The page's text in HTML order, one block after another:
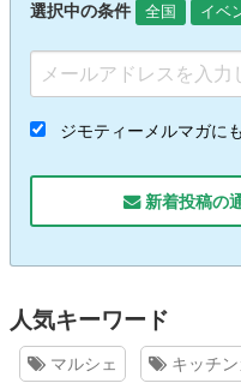
選択中の条件 全国 イベ
ジモティーメルマガに
新着投稿の
人気キーワード
マルシェ キッチ